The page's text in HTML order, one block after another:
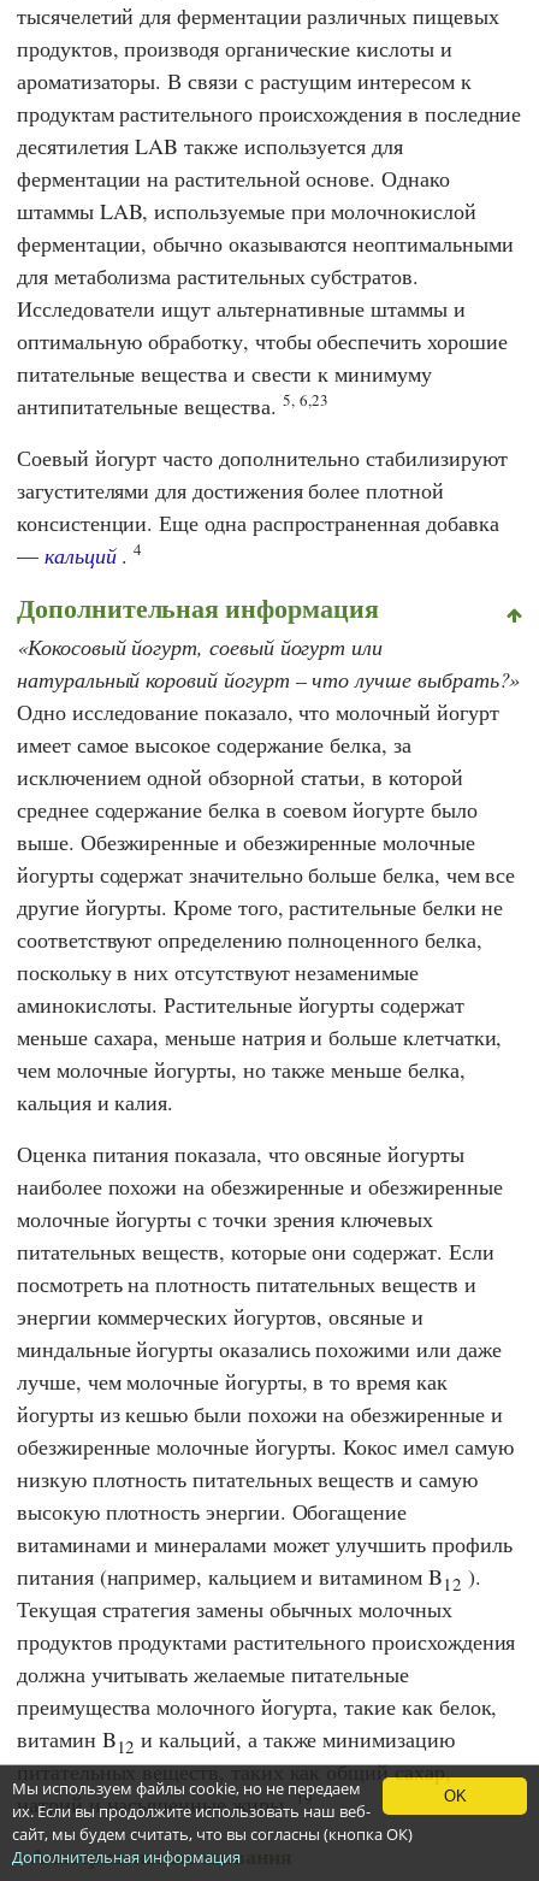
тысячелетий для ферментации различных пищевых
продуктов, производя органические кислоты и
ароматизаторы. В связи с растущим интересом к
продуктам растительного происхождения в последние
десятилетия LAB также используется для
ферментации на растительной основе. Однако
штаммы LAB, используемые при молочнокислой
ферментации, обычно оказываются неоптимальными
для метаболизма растительных субстратов.
Исследователи ищут альтернативные штаммы и
оптимальную обработку, чтобы обеспечить хорошие
питательные вещества и свести к минимуму
антипитательные вещества. 5, 6,23
Соевый йогурт часто дополнительно стабилизируют
загустителями для достижения более плотной
консистенции. Еще одна распространенная добавка
— кальций.4
Дополнительная информация
Кокосовый йогурт, соевый йогурт или
натуральный коровий йогурт – что лучше выбрать?
Одно исследование показало, что молочный йогурт
имеет самое высокое содержание белка, за
исключением одной обзорной статьи, в которой
среднее содержание белка в соевом йогурте было
выше. Обезжиренные и обезжиренные молочные
йогурты содержат значительно больше белка, чем все
другие йогурты. Кроме того, растительные белки не
соответствуют определению полноценного белка,
поскольку в них отсутствуют незаменимые
аминокислоты. Растительные йогурты содержат
меньше сахара, меньше натрия и больше клетчатки,
чем молочные йогурты, но также меньше белка,
кальция и калия.
Оценка питания показала, что овсяные йогурты
наиболее похожи на обезжиренные и обезжиренные
молочные йогурты с точки зрения ключевых
питательных веществ, которые они содержат. Если
посмотреть на плотность питательных веществ и
энергии коммерческих йогуртов, овсяные и
миндальные йогурты оказались похожими или даже
лучше, чем молочные йогурты, в то время как
йогурты из кешью были похожи на обезжиренные и
обезжиренные молочные йогурты. Кокос имел самую
низкую плотность питательных веществ и самую
высокую плотность энергии. Обогащение
витаминами и минералами может улучшить профиль
питания (например, кальцием и витамином B12 ).
Текущая стратегия замены обычных молочных
продуктов продуктами растительного происхождения
должна учитывать желаемые питательные
преимущества молочного йогурта, такие как белок,
витамин B12 и кальций, а также минимизацию
питательных веществ, таких как общий сахар,
натрий и насыщенные жиры.19
Альтернативные названия
OK
Мы используем файлы cookie, но не передаем
их. Если вы продолжите использовать наш веб-
сайт, мы будем считать, что вы согласны (кнопка ОК)
Дополнительная информация